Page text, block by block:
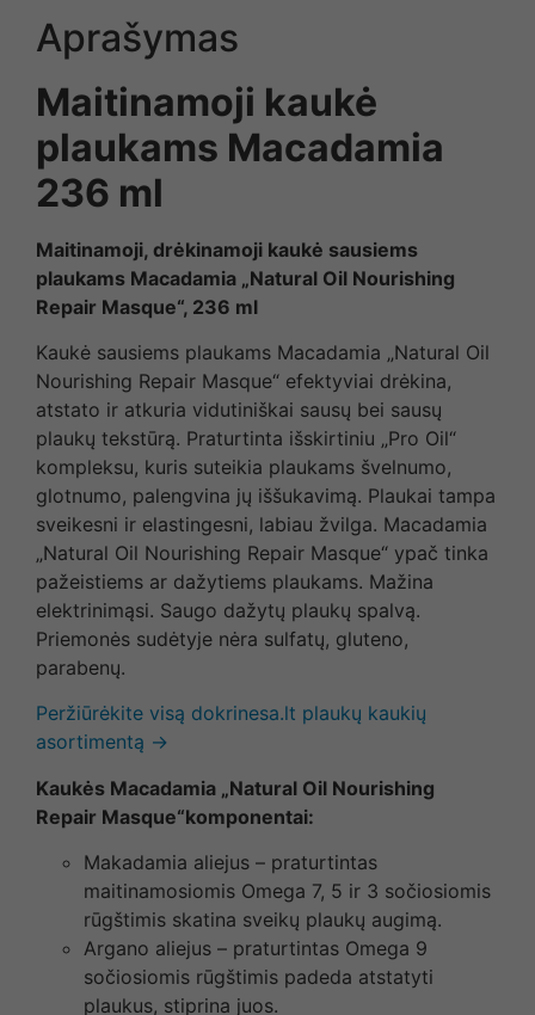
Aprašymas
Maitinamoji kaukė
plaukams Macadamia
236 ml
Maitinamoji, drėkinamoji kaukė sausiems
plaukams Macadamia „Natural Oil Nourishing
Repair Masque“, 236 ml
Kaukė sausiems plaukams Macadamia „Natural Oil
Nourishing Repair Masque“ efektyviai drėkina,
atstato ir atkuria vidutiniškai sausų bei sausų
plaukų tekstūrą. Praturtinta išskirtiniu „Pro Oil“
kompleksu, kuris suteikia plaukams švelnumo,
glotnumo, palengvina jų iššukavimą. Plaukai tampa
sveikesni ir elastingesni, labiau žvilga. Macadamia
„Natural Oil Nourishing Repair Masque“ ypač tinka
pažeistiems ar dažytiems plaukams. Mažina
elektrinimąsi. Saugo dažytų plaukų spalvą.
Priemonės sudėtyje nėra sulfatų, gluteno,
parabenų.
Peržiūrėkite visą dokrinesa.lt plaukų kaukių
asortimentą →
Kaukės Macadamia „Natural Oil Nourishing
Repair Masque“komponentai:
Makadamia aliejus – praturtintas
maitinamosiomis Omega 7, 5 ir 3 sočiosiomis
rūgštimis skatina sveikų plaukų augimą.
Argano aliejus – praturtintas Omega 9
sočiosiomis rūgštimis padeda atstatyti
plaukus, stiprina juos.